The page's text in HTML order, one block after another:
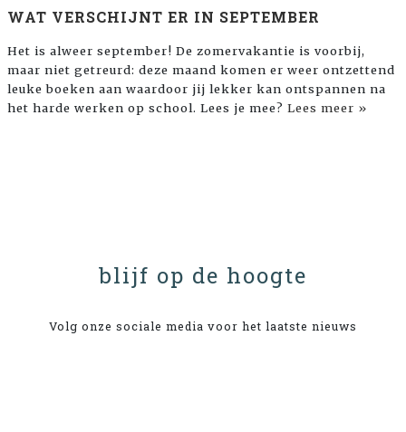
WAT VERSCHIJNT ER IN SEPTEMBER
Het is alweer september! De zomervakantie is voorbij,
maar niet getreurd: deze maand komen er weer ontzettend
leuke boeken aan waardoor jij lekker kan ontspannen na
het harde werken op school. Lees je mee? Lees meer »
blijf op de hoogte
Volg onze sociale media voor het laatste nieuws